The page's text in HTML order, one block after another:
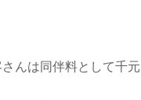
んは同伴料として千元